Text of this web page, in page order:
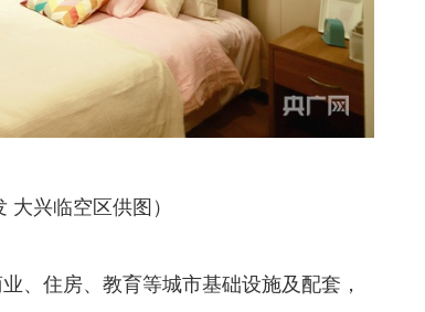
大兴临空区供图）
、住房、教育等城市基础设施及配套，